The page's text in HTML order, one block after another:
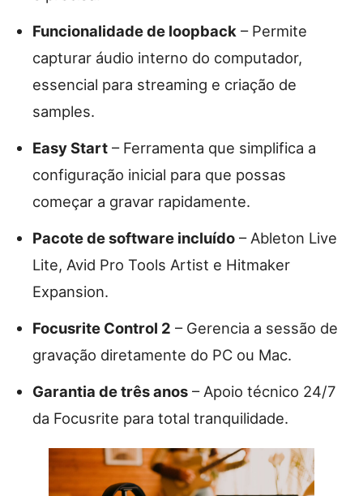
Funcionalidade de loopback – Permite
capturar áudio interno do computador,
essencial para streaming e criação de
samples.
Easy Start – Ferramenta que simplifica a
configuração inicial para que possas
começar a gravar rapidamente.
Pacote de software incluído – Ableton Live
Lite, Avid Pro Tools Artist e Hitmaker
Expansion.
Focusrite Control 2 – Gerencia a sessão de
gravação diretamente do PC ou Mac.
Garantia de três anos – Apoio técnico 24/7
da Focusrite para total tranquilidade.